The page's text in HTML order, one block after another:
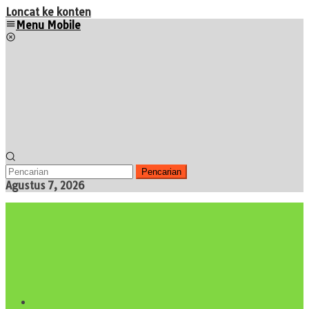
Loncat ke konten
Menu Mobile
Pencarian
Agustus 7, 2026